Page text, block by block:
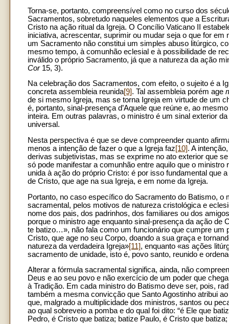
Torna-se, portanto, compreensível como no curso dos
Sacramentos, sobretudo naqueles elementos que a
Cristo na ação ritual da Igreja. O Concílio Vaticano II
iniciativa, acrescentar, suprimir ou mudar seja o que for em
um Sacramento não constitui um simples abuso litúrgico,
mesmo tempo, à comunhão eclesial e à possibilidade de
inválido o próprio Sacramento, já que a natureza da ação
Cor15, 3).
Na celebração dos Sacramentos, com efeito, o sujeito é a
concreta assembleia reunida[9]. Tal assembleia porém age
de si mesmo Igreja, mas se torna Igreja em virtude de um
é, portanto, sinal-presença d’Aquele que reúne e, ao
inteira. Em outras palavras, o ministro é um sinal exterior
universal.
Nesta perspectiva é que se deve compreender quanto
menos a intenção de fazer o que a Igreja faz[10]. A
derivas subjetivistas, mas se exprime no ato exterior que
só pode manifestar a comunhão entre aquilo que o
unida à ação do próprio Cristo: é por isso fundamental que
de Cristo, que age na sua Igreja, e em nome da Igreja.
Portanto, no caso específico do Sacramento do Batismo,
sacramental, pelos motivos de natureza cristológica e
nome dos pais, dos padrinhos, dos familiares ou dos
porque o ministro age enquanto sinal-presença da ação de
te batizo…», não fala como um funcionário que cumpre um
Cristo, que age no seu Corpo, doando a sua graça e
natureza da verdadeira Igreja»[11], enquanto «as ações
sacramento de unidade, isto é, povo santo, reunido e
Alterar a fórmula sacramental significa, ainda, não
Deus e ao seu povo e não exercício de um poder que
à Tradição. Em cada ministro do Batismo deve ser, pois,
também a mesma convicção que Santo Agostinho atribui
que, malgrado a multiplicidade dos ministros, santos ou
ao qual sobreveio a pomba e do qual foi dito: “é Ele que
Pedro, é Cristo que batiza; batize Paulo, é Cristo que